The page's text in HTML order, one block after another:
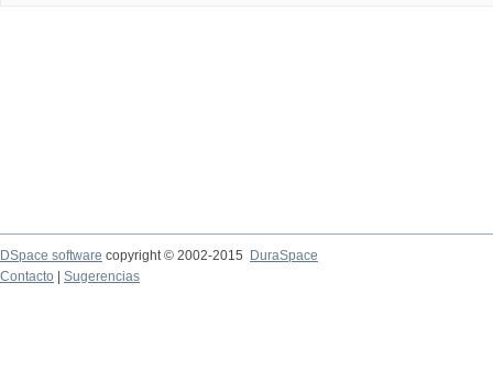
DSpace software copyright © 2002-2015
DuraSpace
Contacto
Sugerencias